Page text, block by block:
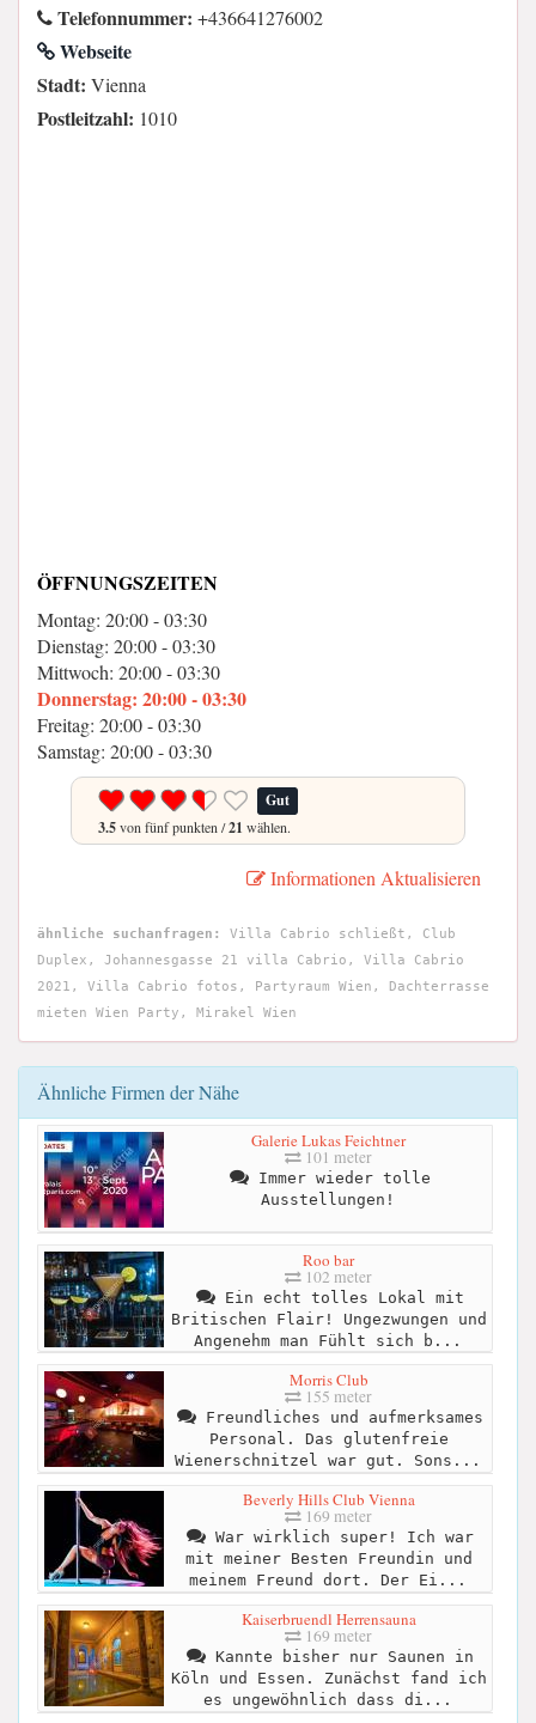
Telefonnummer: +436641276002
Webseite
Stadt: Vienna
Postleitzahl: 1010
ÖFFNUNGSZEITEN
Montag: 20:00 - 03:30
Dienstag: 20:00 - 03:30
Mittwoch: 20:00 - 03:30
Donnerstag: 20:00 - 03:30
Freitag: 20:00 - 03:30
Samstag: 20:00 - 03:30
Gut
3.5von fünf punkten /21 wählen.
Informationen Aktualisieren
ähnliche suchanfragen:
Villa Cabrio schließt, Club
Duplex, Johannesgasse 21 villa Cabrio, Villa Cabrio
2021, Villa Cabrio fotos, Partyraum Wien, Dachterrasse
mieten Wien Party, Mirakel Wien
Ähnliche Firmen der Nähe
Galerie Lukas Feichtner
101 meter
Immer wieder tolle
Ausstellungen!
Roo bar
102 meter
Ein echt tolles Lokal mit
Britischen Flair! Ungezwungen und
Angenehm man Fühlt sich b...
Morris Club
155 meter
Freundliches und aufmerksames
Personal. Das glutenfreie
Wienerschnitzel war gut. Sons...
Beverly Hills Club Vienna
169 meter
War wirklich super! Ich war
mit meiner Besten Freundin und
meinem Freund dort. Der Ei...
Kaiserbruendl Herrensauna
169 meter
Kannte bisher nur Saunen in
Köln und Essen. Zunächst fand ich
es ungewöhnlich dass di...